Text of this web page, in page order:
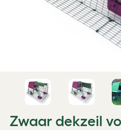
Zwaar dekzeil